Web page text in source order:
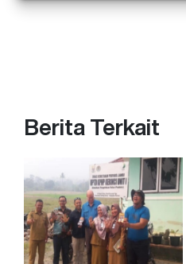
Berita Terkait